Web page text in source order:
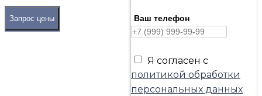
Запрос цены Ваш телефон
Я согласен с
политикой обработки
персональных данных